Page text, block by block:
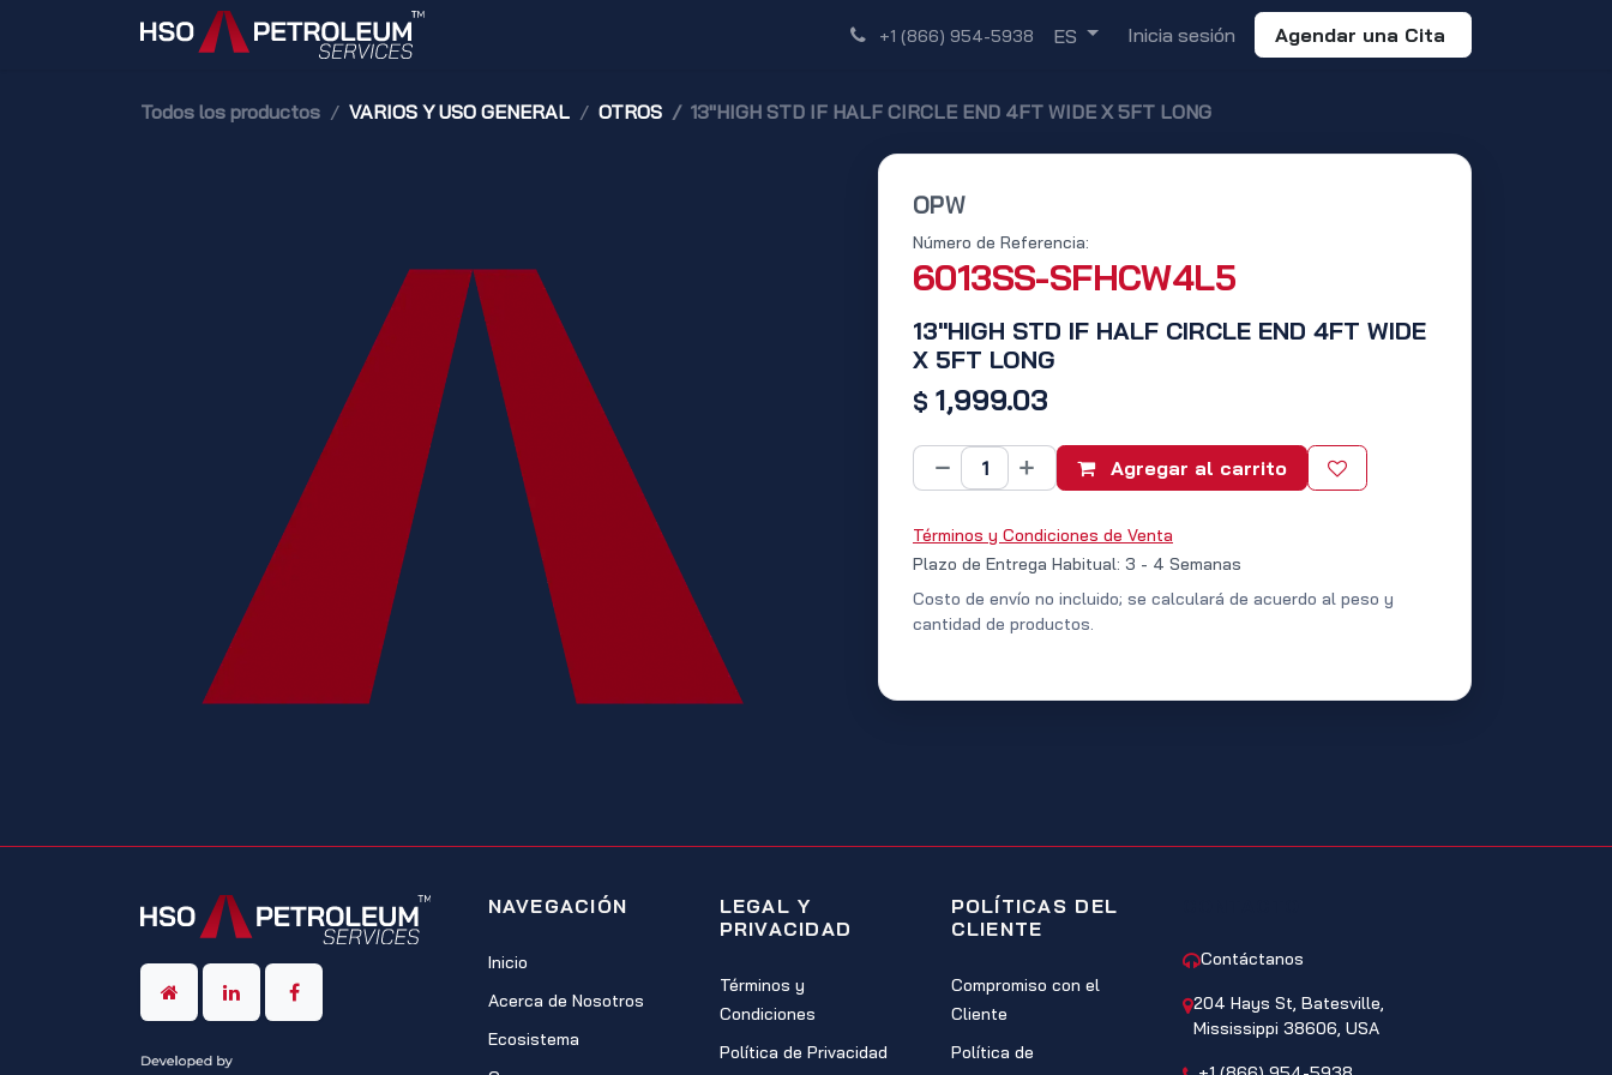
Descubre+1 (866) 954-5938 ES Inicia sesión Agendar una Cita
Todos los productos VARIOS Y USO GENERAL OTROS 13"HIGH STD IF HALF CIRCLE END 4FT WIDE X 5FT LONG
OPW
13"HIGH STD IF HALF CIRCLE END 4FT WIDE
X 5FT LONG
Número de Referencia:
6013SS-SFHCW4L5
$ 1,999.03
Agregar al carrito
Términos y Condiciones de Venta
Plazo de Entrega Habitual: 3 - 4 Semanas
Costo de envío no incluido; se calculará de acuerdo al peso y
cantidad de productos.
NAVEGACIÓN
Inicio
Acerca de Nosotros
Ecosistema
LEGAL Y
PRIVACIDAD
Términos y
Condiciones
Política de Privacidad
POLÍTICAS DEL
CLIENTE
Compromiso con el
Cliente
Política de
Contáctanos
204 Hays St, Batesville,
Mississippi 38606, USA